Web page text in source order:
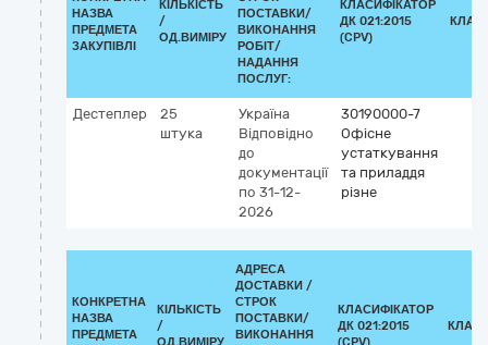
НАЗВА
ПРЕДМЕТА
ЗАКУПІВЛІ
КІЛЬКІСТЬ
/
ОД.ВИМІРУ
ПОСТАВКИ/
ВИКОНАННЯ
РОБІТ/
НАДАННЯ
ПОСЛУГ:
КЛАСИФІКАТОР
ДК 021:2015
(CPV)
Дестеплер
25
штука
Україна
Відповідно
до
документації
по 31-12-
2026
30190000-7
Офісне
устаткування
та приладдя
різне
КОНКРЕТНА
НАЗВА
ПРЕДМЕТА
КІЛЬКІСТЬ
/
АДРЕСА
ДОСТАВКИ /
СТРОК
ПОСТАВКИ/
ВИКОНАННЯ
КЛАСИФІКАТОР
ДК 021:2015